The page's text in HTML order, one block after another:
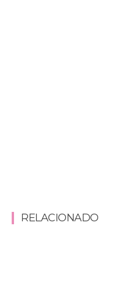
RELACIONADO